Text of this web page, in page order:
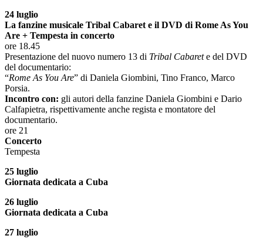
24 luglio
La fanzine musicale Tribal Cabaret e il DVD di Rome As You
Are + Tempesta in concerto
ore 18.45
Presentazione del nuovo numero 13 di Tribal Cabarete del DVD
del documentario:
“Rome As You Are” di Daniela Giombini, Tino Franco, Marco
Porsia.
Incontro con: gli autori della fanzine Daniela Giombini e Dario
Calfapietra, rispettivamente anche regista e montatore del
documentario.
ore 21
Concerto
Tempesta
25 luglio
Giornata dedicata a Cuba
26 luglio
Giornata dedicata a Cuba
27 luglio